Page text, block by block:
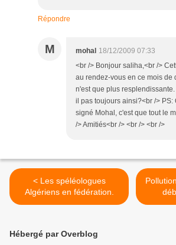
Répondre
M mohal 18/12/2009 07:33
<br /> Bonjour saliha,<br />
au rendez-vous en ce mois de
n'est que plus
il pas toujours ainsi?<br /> PS:
signé Mohal, c'est que tout le
/> Amitiés<br /> <br /> <br />
< Les spéléologues
Algériens en fédération.
Hébergé par Overblog